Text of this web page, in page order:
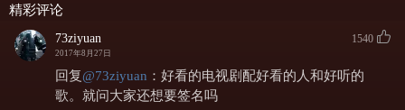
侧耳倾听
耳をすませば
精彩评论
73ziyuan
2017年8月27日
1540
回复@73ziyuan ： 好看的电视剧配好看的人和好听的
歌。就问大家还想要签名吗